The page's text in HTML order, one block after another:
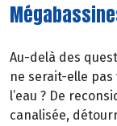
Au-delà des
ne serait-elle
l’eau ? De
canalisée,